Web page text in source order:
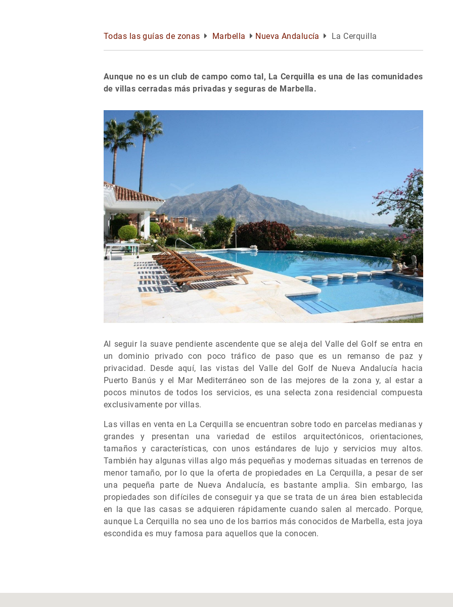
Todas las guías de zonas Marbella Nueva Andalucía La Cerquilla
Aunque no es un club de campo como tal, La Cerquilla es una de las comunidades
de villas cerradas más privadas y seguras de Marbella.
Al seguir la suave pendiente ascendente que se aleja del Valle del Golf se entra en
un dominio privado con poco tráfico de paso que es un remanso de paz y
privacidad. Desde aquí, las vistas del Valle del Golf de Nueva Andalucía hacia
Puerto Banús y el Mar Mediterráneo son de las mejores de la zona y, al estar a
pocos minutos de todos los servicios, es una selecta zona residencial compuesta
exclusivamente por villas.
Las villas en venta en La Cerquilla se encuentran sobre todo en parcelas medianas y
grandes y presentan una variedad de estilos arquitectónicos, orientaciones,
tamaños y características, con unos estándares de lujo y servicios muy altos.
También hay algunas villas algo más pequeñas y modernas situadas en terrenos de
menor tamaño, por lo que la oferta de propiedades en La Cerquilla, a pesar de ser
una pequeña parte de Nueva Andalucía, es bastante amplia. Sin embargo, las
propiedades son difíciles de conseguir ya que se trata de un área bien establecida
en la que las casas se adquieren rápidamente cuando salen al mercado. Porque,
aunque La Cerquilla no sea uno de los barrios más conocidos de Marbella, esta joya
escondida es muy famosa para aquellos que la conocen.